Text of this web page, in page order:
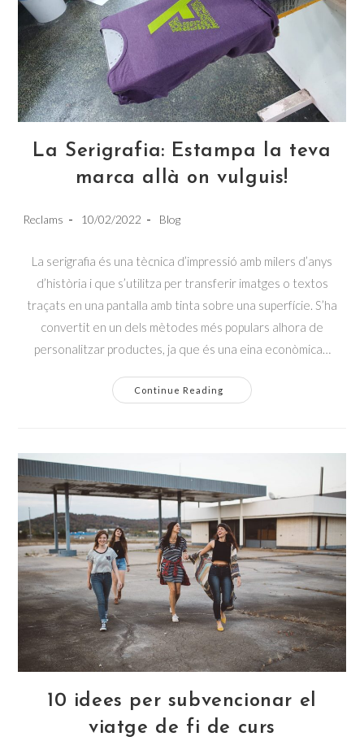
La Serigrafia: Estampa la teva
marca allà on vulguis!
Post
Reclams
Post
10/02/2022
Post
Blog
La serigrafia és una tècnica d’impressió amb milers d’anys
d’història i que s’utilitza per transferir imatges o textos
traçats en una pantalla amb tinta sobre una superfície. S’ha
convertit en un dels mètodes més populars alhora de
personalitzar productes, ja que és una eina econòmica…
Continue Reading
Serigrafia:
Vulguis!
10 idees per subvencionar el
viatge de fi de curs